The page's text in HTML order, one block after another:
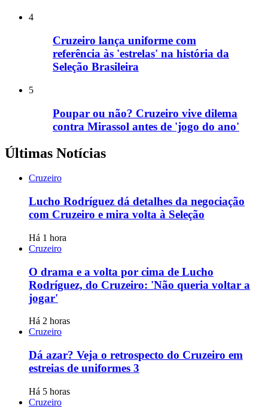
4
Cruzeiro lança uniforme com
referência às 'estrelas' na história da
Seleção Brasileira
5
Poupar ou não? Cruzeiro vive dilema
contra Mirassol antes de 'jogo do ano'
Últimas Notícias
Cruzeiro
Lucho Rodríguez dá detalhes da negociação
com Cruzeiro e mira volta à Seleção
Há 1 hora
Cruzeiro
O drama e a volta por cima de Lucho
Rodríguez, do Cruzeiro: 'Não queria voltar a
jogar'
Há 2 horas
Cruzeiro
Dá azar? Veja o retrospecto do Cruzeiro em
estreias de uniformes 3
Há 5 horas
Cruzeiro